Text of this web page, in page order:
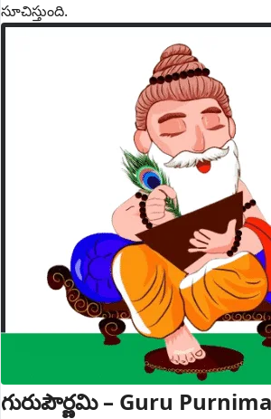
సూచిస్తుంది.
గురుపౌర్ణమి – Guru